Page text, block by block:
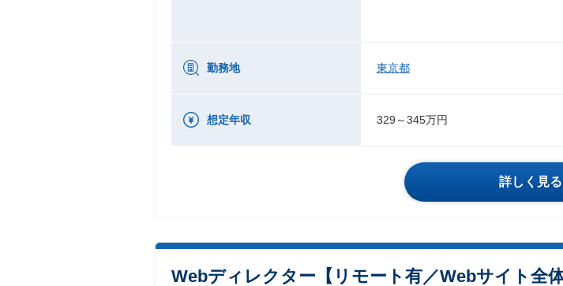
勤務地 東京都
想定年収 329～345万円
詳しく見る
Webディレクター【リモート有／Webサイト全